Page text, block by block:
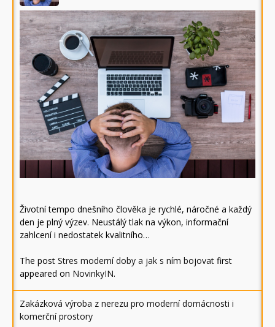
Životní tempo dnešního člověka je rychlé, náročné a každý
den je plný výzev. Neustálý tlak na výkon, informační
zahlcení i nedostatek kvalitního…
The post Stres moderní doby a jak s ním bojovat first
appeared on NovinkyIN.
Zakázková výroba z nerezu pro moderní domácnosti i
komerční prostory